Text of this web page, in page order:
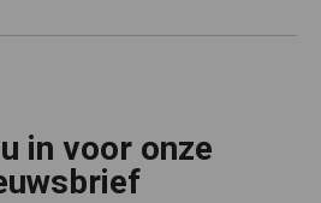
in voor onze